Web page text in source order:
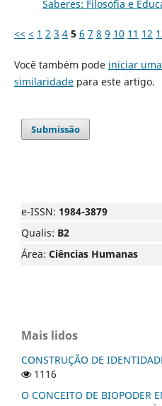
Saberes: Filosofia e
<< < 1 2 3 4 5 6 7 8 9 10 11 12
Você também pode iniciar
similaridadepara este artigo.
Submissão
e-ISSN: 1984-3879
Qualis: B2
Área: Ciências Humanas
Mais lidos
CONSTRUÇÃO DE
1116
O CONCEITO DE BIOPODER